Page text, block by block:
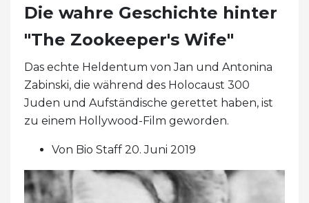
Die wahre Geschichte hinter
"The Zookeeper's Wife"
Das echte Heldentum von Jan und Antonina
Zabinski, die während des Holocaust 300
Juden und Aufständische gerettet haben, ist
zu einem Hollywood-Film geworden.
Von Bio Staff 20. Juni 2019